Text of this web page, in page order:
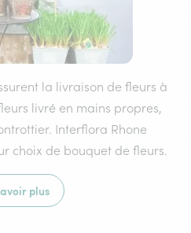
la livraison de fleurs à
livré en mains propres,
Interflora Rhone
choix de bouquet de fleurs.
plus